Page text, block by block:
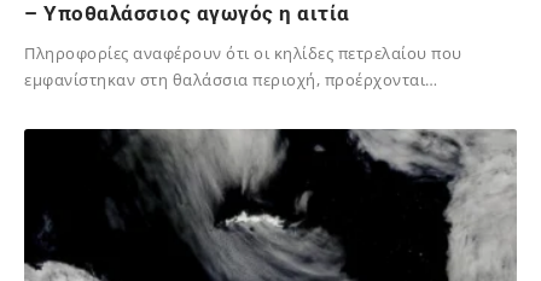
– Υποθαλάσσιος αγωγός η αιτία
Πληροφορίες αναφέρουν ότι οι κηλίδες πετρελαίου που
εμφανίστηκαν στη θαλάσσια περιοχή, προέρχονται…